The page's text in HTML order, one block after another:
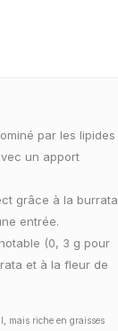
par les lipides
un apport
grâce à la burrata
entrée.
(0, 3 g pour
et à la fleur de
mais riche en graisses